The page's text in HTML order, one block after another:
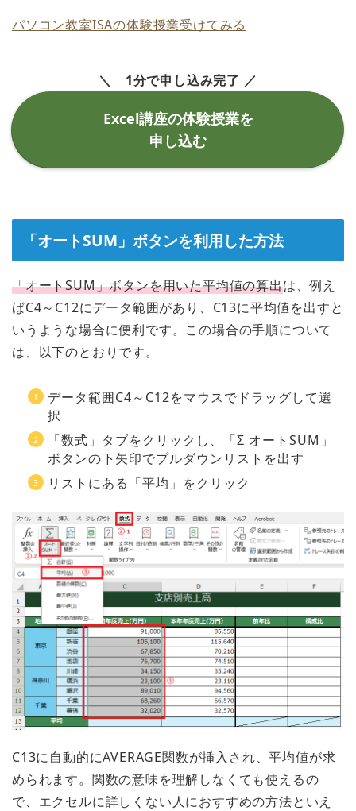
パソコン教室ISAの体験授業受けてみる
＼ 1分で申し込み完了 ／
Excel講座の体験授業を
申し込む
「オートSUM」ボタンを利用した方法
「オートSUM」ボタンを用いた平均値の算出は、例え
ばC4～C12にデータ範囲があり、C13に平均値を出すと
いうような場合に便利です。この場合の手順について
は、以下のとおりです。
データ範囲C4～C12をマウスでドラッグして選
択
「数式」タブをクリックし、「Σ オートSUM」
ボタンの下矢印でプルダウンリストを出す
リストにある「平均」をクリック
C13に自動的にAVERAGE関数が挿入され、平均値が求
められます。関数の意味を理解しなくても使えるの
で、エクセルに詳しくない人におすすめの方法といえ